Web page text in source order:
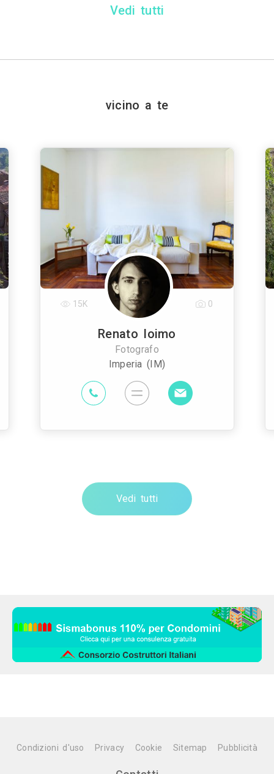
Vedi tutti
vicino a te
Renato Ioimo
Fotografo
Imperia (IM)
15K 0
Vedi tutti
Condizioni d'uso Privacy Cookie Sitemap Pubblicità